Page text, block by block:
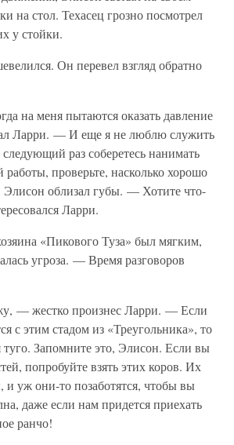
на стол. Техасец грозно посмотрел
у стойки.
Он перевел взгляд обратно
на меня пытаются оказать давление
Ларри. — И еще я не люблю служить
раз соберетесь нанимать
работы, проверьте, насколько хорошо
Элисон облизал губы. — Хотите что-
Ларри.
«Пикового Туза» был мягким,
угроза. — Время разговоров
— жестко произнес Ларри. — Если
с этим стадом из «Треугольника», то
туго. Запомните это, Элисон. Если вы
попробуйте взять этих коров. Их
и уж они-то позаботятся, чтобы вы
даже если нам придется приехать
ранчо!